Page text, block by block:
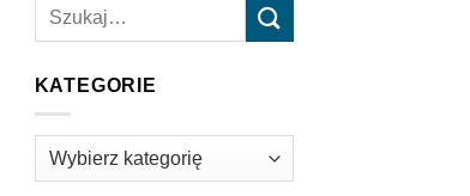
KATEGORIE
Kategorie